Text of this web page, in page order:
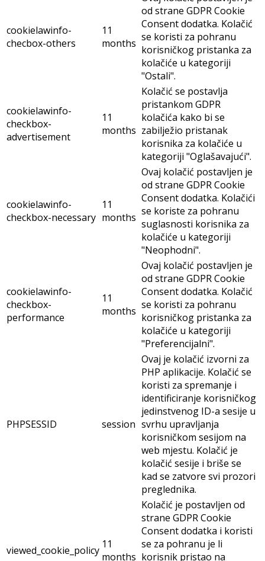
cookielawinfo-
checbox-others
11
months
od strane GDPR Cookie
Consent dodatka. Kolačić
se koristi za pohranu
korisničkog pristanka za
kolačiće u kategoriji
"Ostali".
cookielawinfo-
checkbox-
advertisement
11
months
Kolačić se postavlja
pristankom GDPR
kolačića kako bi se
zabilježio pristanak
korisnika za kolačiće u
kategoriji "Oglašavajući".
cookielawinfo-
checkbox-necessary
11
months
Ovaj kolačić postavljen je
od strane GDPR Cookie
Consent dodatka. Kolačići
se koriste za pohranu
suglasnosti korisnika za
kolačiće u kategoriji
"Neophodni".
cookielawinfo-
checkbox-
performance
11
months
Ovaj kolačić postavljen je
od strane GDPR Cookie
Consent dodatka. Kolačić
se koristi za pohranu
korisničkog pristanka za
kolačiće u kategoriji
"Preferencijalni".
PHPSESSID session
Ovaj je kolačić izvorni za
PHP aplikacije. Kolačić se
koristi za spremanje i
identificiranje korisničkog
jedinstvenog ID-a sesije u
svrhu upravljanja
korisničkom sesijom na
web mjestu. Kolačić je
kolačić sesije i briše se
kad se zatvore svi prozori
preglednika.
viewed_cookie_policy 11
months
Kolačić je postavljen od
strane GDPR Cookie
Consent dodatka i koristi
se za pohranu je li
korisnik pristao na